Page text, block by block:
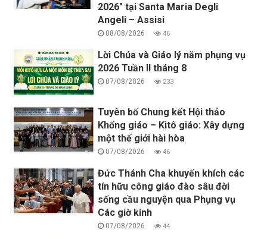
2026" tại Santa Maria Degli
Angeli – Assisi
08/08/2026 46
Lời Chúa và Giáo lý năm phụng vụ
2026 Tuần II tháng 8
07/08/2026 233
Tuyên bố Chung kết Hội thảo
Khổng giáo – Kitô giáo: Xây dựng
một thế giới hài hòa
07/08/2026 46
Đức Thánh Cha khuyến khích các
tín hữu công giáo đào sâu đời
sống cầu nguyện qua Phụng vụ
Các giờ kinh
07/08/2026 44